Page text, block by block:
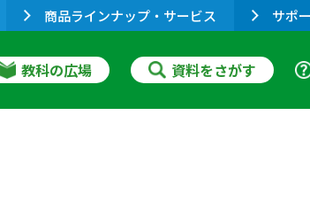
商品ラインナップ・サービス サポ
教科の広場 資料をさがす